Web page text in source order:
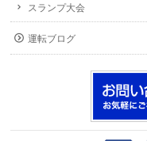
スランプ大会
運転ブログ